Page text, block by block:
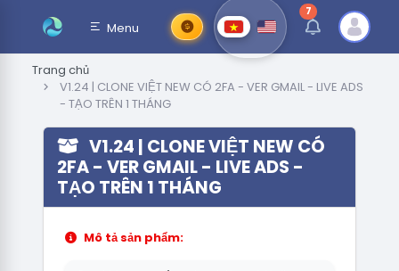
Menu
7thông báo chưa
Trang chủ
V1.24 | CLONE VIỆT NEW CÓ 2FA - VER GMAIL - LIVE ADS
- TẠO TRÊN 1 THÁNG
V1.24 | CLONE VIỆT NEW CÓ
2FA - VER GMAIL - LIVE ADS -
TẠO TRÊN 1 THÁNG
Mô tả sản phẩm: